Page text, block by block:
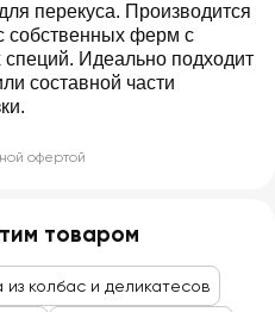
перекуса. Производится
собственных ферм с
Идеально подходит
составной части
офертой
товаром
из колбас и деликатесов